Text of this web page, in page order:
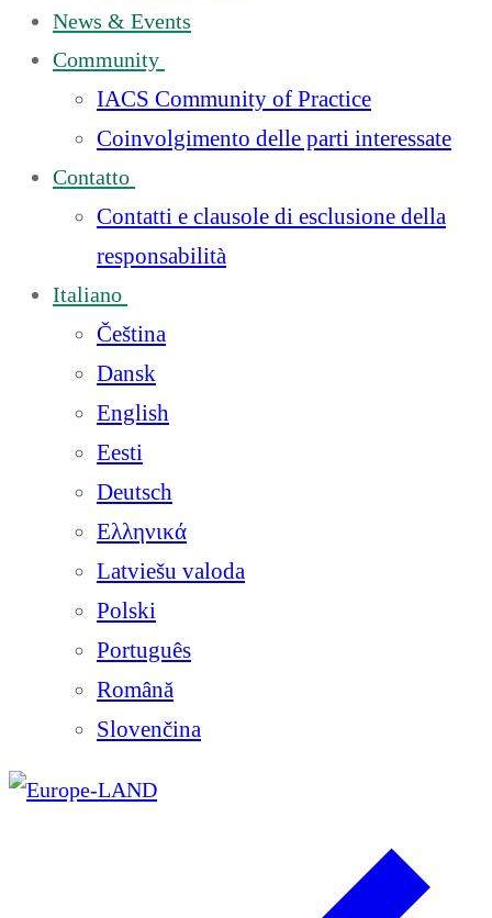
News & Events
Community
IACS Community of Practice
Coinvolgimento delle parti interessate
Contatto
Contatti e clausole di esclusione della
responsabilità
Italiano
Čeština
Dansk
English
Eesti
Deutsch
Ελληνικά
Latviešu valoda
Polski
Português
Română
Slovenčina